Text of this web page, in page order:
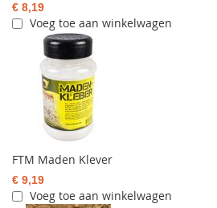
€ 8,19
Voeg toe aan winkelwagen
FTM Maden Klever
€ 9,19
Voeg toe aan winkelwagen